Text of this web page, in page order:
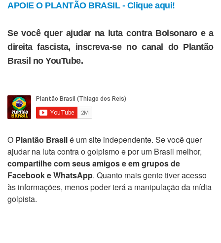
APOIE O PLANTÃO BRASIL - Clique aqui!
Se você quer ajudar na luta contra Bolsonaro e a
direita fascista, inscreva-se no canal do Plantão
Brasil no YouTube.
O Plantão Brasilé um site independente. Se você quer
ajudar na luta contra o golpismo e por um Brasil melhor,
compartilhe com seus amigos e em grupos de
Facebook e WhatsApp. Quanto mais gente tiver acesso
às informações, menos poder terá a manipulação da mídia
golpista.